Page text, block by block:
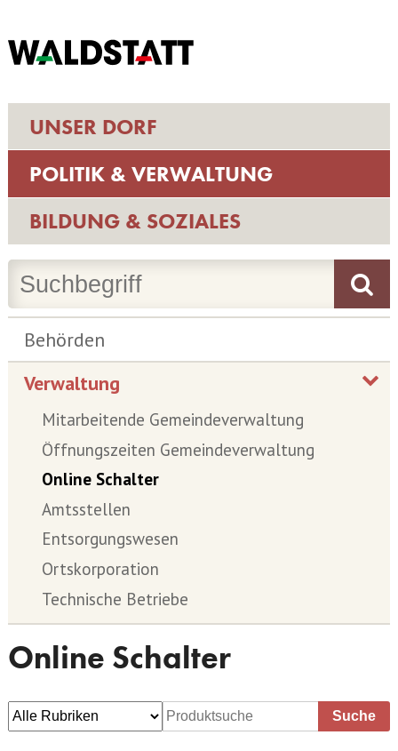
UNSER DORF
POLITIK & VERWALTUNG
BILDUNG & SOZIALES
Behörden
Verwaltung
Mitarbeitende Gemeindeverwaltung
Öffnungszeiten Gemeindeverwaltung
Online Schalter
Amtsstellen
Entsorgungswesen
Ortskorporation
Technische Betriebe
Online Schalter
Suche